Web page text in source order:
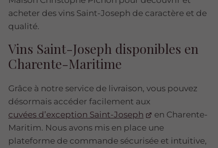
acheter des vins Saint-Joseph de caractère et de
qualité.
Vins Saint-Joseph disponibles en
Charente-Maritime
Grâce à notre service de livraison, vous pouvez
désormais accéder facilement aux
cuvées d’exception Saint-Joseph
en Charente-
Maritim. Nous avons mis en place une
plateforme de commande sécurisée et intuitive,